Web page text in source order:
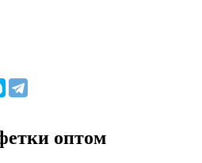
оптом